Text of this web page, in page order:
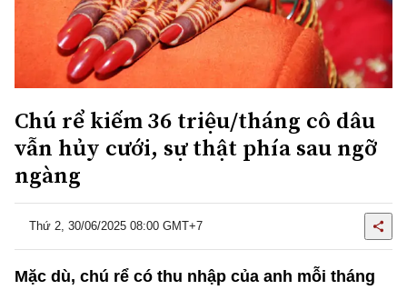
Chú rể kiếm 36 triệu/tháng cô dâu
vẫn hủy cưới, sự thật phía sau ngỡ
ngàng
Thứ 2, 30/06/2025 08:00 GMT+7
Mặc dù, chú rể có thu nhập của anh mỗi tháng